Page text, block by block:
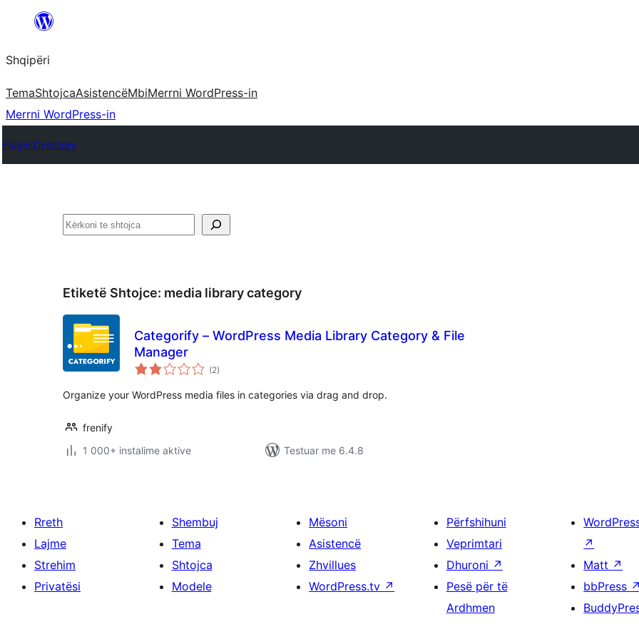
Hidhu
lënda
Shqipëri
TemaShtojcaAsistencëMbiMerrni WordPress-in
Merrni WordPress-in
Plugin Directory
Kërko
Etiketë Shtojce: media library category
Categorify – WordPress Media Library Category & File
Manager
(2vlerësime
gjithsej
)
Organize your WordPress media files in categories via drag and drop.
frenify
1 000+ instalime aktive
Testuar me 6.4.8
Rreth
Lajme
Strehim
Privatësi
Shembuj
Tema
Shtojca
Modele
Mësoni
Asistencë
Zhvillues
WordPress.tv ↗
Përfshihuni
Veprimtari
Dhuroni ↗
Pesë për të
Ardhmen
↗
Matt ↗
bbPress ↗